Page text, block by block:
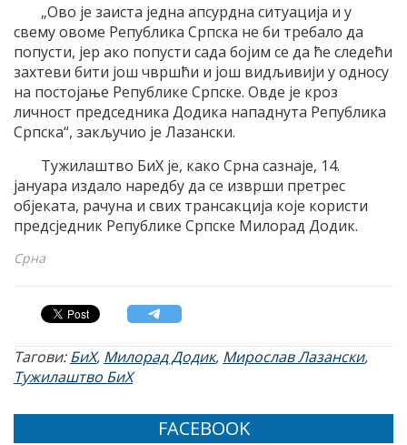
„Ово је заиста једна апсурдна ситуација и у
свему овоме Република Српска не би требало да
попусти, јер ако попусти сада бојим се да ће следећи
захтеви бити још чвршћи и још видљивији у односу
на постојање Републике Српске. Овде је кроз
личност председника Додика нападнута Република
Српска“, закључио је Лазански.
Тужилаштво БиХ је, како Срна сазнаје, 14.
јануара издало наредбу да се изврши претрес
објеката, рачуна и свих трансакција које користи
предсједник Републике Српске Милорад Додик.
Срна
Тагови:БиХ, Милорад Додик, Мирослав Лазански,
Тужилаштво БиХ
FACEBOOK